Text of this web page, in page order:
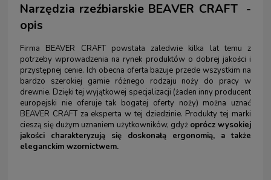
Narzędzia rzeźbiarskie BEAVER CRAFT -
opis
Firma BEAVER CRAFT powstała zaledwie kilka lat temu z
potrzeby wprowadzenia na rynek produktów o dobrej jakości i
przystępnej cenie. Ich obecna oferta bazuje przede wszystkim na
bardzo szerokiej gamie różnego rodzaju noży do pracy w
drewnie. Dzięki tej wyjątkowej specjalizacji (żaden inny producent
europejski nie oferuje tak bogatej oferty noży) można uznać
BEAVER CRAFT za eksperta w tej dziedzinie. Produkty tej marki
cieszą się dużym uznaniem użytkowników, gdyż oprócz wysokiej
jakości charakteryzują się doskonałą ergonomią, a także
eleganckim wzornictwem.